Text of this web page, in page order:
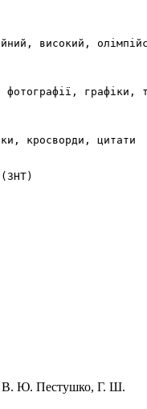
кросворди, цитати
В. Ю. Пестушко, Г. Ш.